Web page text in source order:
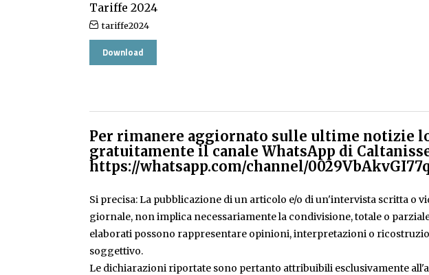
Tariffe 2024
tariffe2024
Download
Per rimanere aggiornato sulle ultime notizie
gratuitamente il canale WhatsApp di
https://whatsapp.com/channel/
Si precisa: La pubblicazione di un articolo e/o di un'intervista scritta o
giornale, non implica necessariamente la condivisione, totale o
elaborati possono rappresentare opinioni, interpretazioni o
soggettivo.
Le dichiarazioni riportate sono pertanto attribuibili esclusivamente